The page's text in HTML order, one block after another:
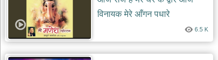
विनायक मेरे आँगन पधारे
6.5 K